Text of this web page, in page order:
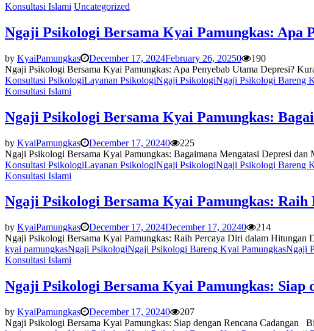
Konsultasi Islami Uncategorized
Ngaji Psikologi Bersama Kyai Pamungkas: Apa
by KyaiPamungkas December 17, 2024February 26, 20250
190
Ngaji Psikologi Bersama Kyai Pamungkas: Apa Penyebab Utama Depresi?
Konsultasi PsikologiLayanan PsikologiNgaji PsikologiNgaji Psikologi Bareng
Konsultasi Islami
Ngaji Psikologi Bersama Kyai Pamungkas:
by KyaiPamungkas December 17, 20240
225
Ngaji Psikologi Bersama Kyai Pamungkas: Bagaimana Mengatasi Depresi
Konsultasi PsikologiLayanan PsikologiNgaji PsikologiNgaji Psikologi Bareng
Konsultasi Islami
Ngaji Psikologi Bersama Kyai Pamungkas:
by KyaiPamungkas December 17, 2024December 17, 20240
214
Ngaji Psikologi Bersama Kyai Pamungkas: Raih Percaya Diri dalam
kyai pamungkasNgaji PsikologiNgaji Psikologi Bareng Kyai PamungkasNgaji
Konsultasi Islami
Ngaji Psikologi Bersama Kyai Pamungkas: Siap
by KyaiPamungkas December 17, 20240
207
Ngaji Psikologi Bersama Kyai Pamungkas: Siap dengan Rencana Cadangan